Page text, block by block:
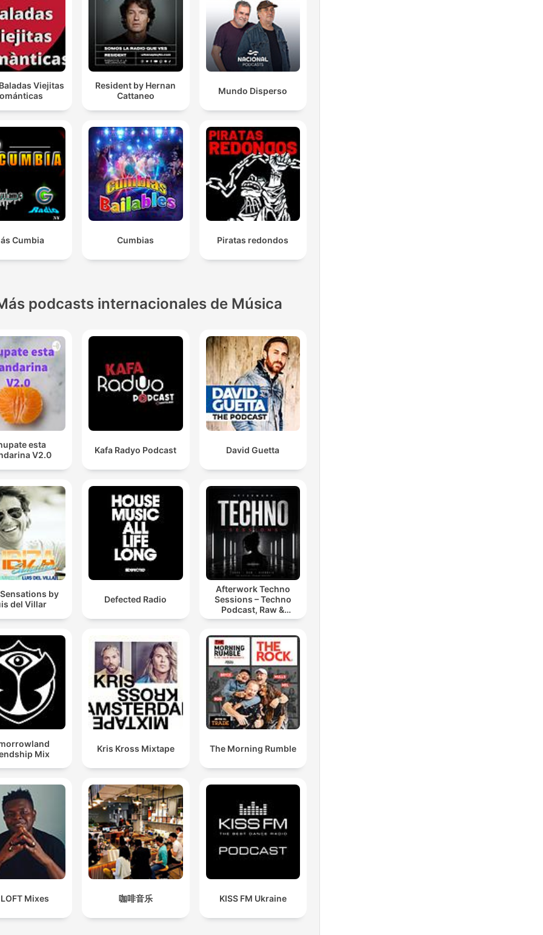
Viejitas
Resident by Hernan
Cattaneo
Mundo Disperso
Cumbia Cumbias Piratas redondos
podcasts internacionales de Música
esta
V2.0
Kafa Radyo Podcast David Guetta
by
del Villar
Defected Radio
Afterwork Techno
Sessions – Techno
Podcast, Raw &
Hypnotic Techno
Mix
Kris Kross Mixtape The Morning Rumble
Mixes 咖啡音乐 KISS FM Ukraine